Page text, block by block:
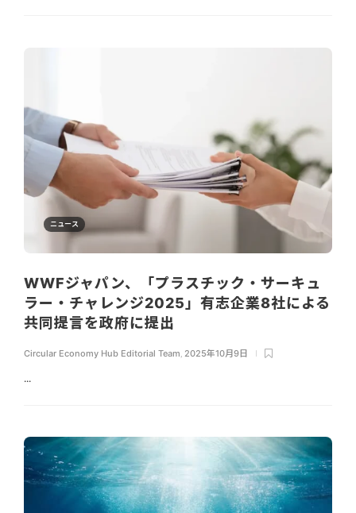
ニュース
WWFジャパン、「プラスチック・サーキュ
ラー・チャレンジ2025」有志企業8社による
共同提言を政府に提出
Circular Economy Hub Editorial Team 2025年10月9日
...